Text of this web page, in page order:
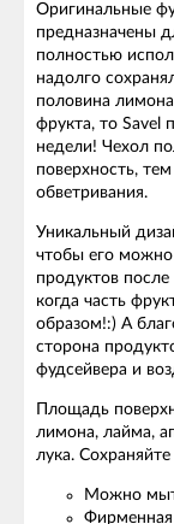
Оригинальные
предназначены
полностью
надолго
половина
фрукта, то Savel
недели! Чехол
поверхность,
обветривания.
Уникальный
чтобы его
продуктов
когда часть
образом!:) А
сторона
фудсейвера и
Площадь
лимона, лайма,
лука.
Можно
Фирменная